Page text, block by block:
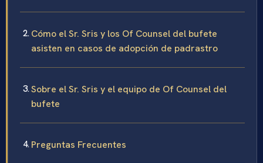
Cómo el Sr. Sris y los Of Counsel del bufete
asisten en casos de adopción de padrastro
Sobre el Sr. Sris y el equipo de Of Counsel del
bufete
Preguntas Frecuentes